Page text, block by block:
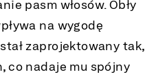
pasm włosów. Obły
na wygodę
zaprojektowany tak,
co nadaje mu spójny